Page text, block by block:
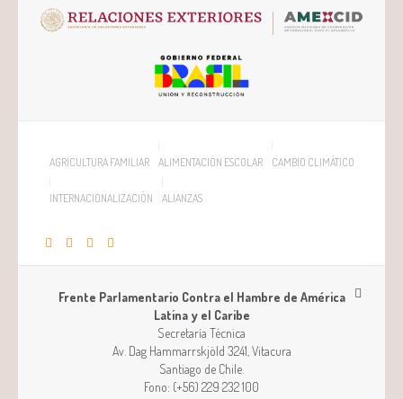
AGRICULTURA FAMILIAR ALIMENTACIÓN ESCOLAR CAMBIO CLIMÁTICO
INTERNACIONALIZACIÓN ALIANZAS
Frente Parlamentario Contra el Hambre de América
Latina y el Caribe
Secretaría Técnica
Av. Dag Hammarrskjöld 3241, Vitacura
Santiago de Chile
Fono: (+56) 229 232 100